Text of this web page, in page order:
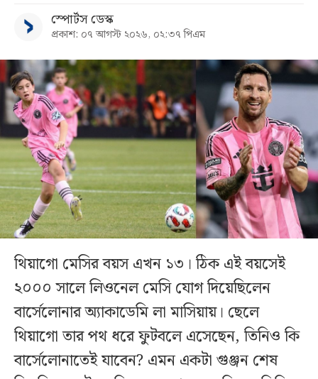
স্পোর্টস ডেস্ক
প্রকাশ: ০৭ আগস্ট ২০২৬, ০২:৩৭ পিএম
থিয়াগো মেসির বয়স এখন ১৩। ঠিক এই বয়সেই
২০০০ সালে লিওনেল মেসি যোগ দিয়েছিলেন
বার্সেলোনার অ্যাকাডেমি লা মাসিয়ায়। ছেলে
থিয়াগো তার পথ ধরে ফুটবলে এসেছেন, তিনিও কি
বার্সেলোনাতেই যাবেন? এমন একটা গুঞ্জন শেষ